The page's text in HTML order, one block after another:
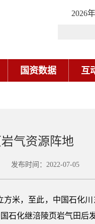
2026
国资数据 互
气资源阵地
发布时间：2022-07-05
方米，至此，中国石化
化继涪陵页岩气田后